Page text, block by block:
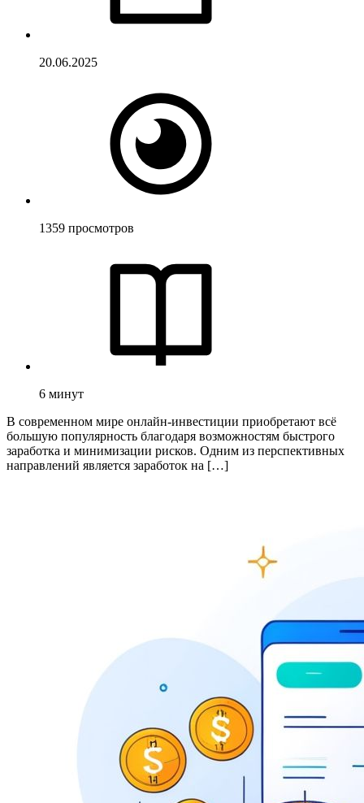
20.06.2025
1359 просмотров
6 минут
В современном мире онлайн-инвестиции приобретают всё
большую популярность благодаря возможностям быстрого
заработка и минимизации рисков. Одним из перспективных
направлений является заработок на […]